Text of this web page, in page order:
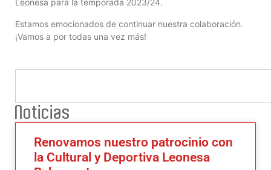
Leonesa para la temporada 2023/24.
Estamos emocionados de continuar nuestra colaboración.
¡Vamos a por todas una vez más!
Noticias
Renovamos nuestro patrocinio con
la Cultural y Deportiva Leonesa